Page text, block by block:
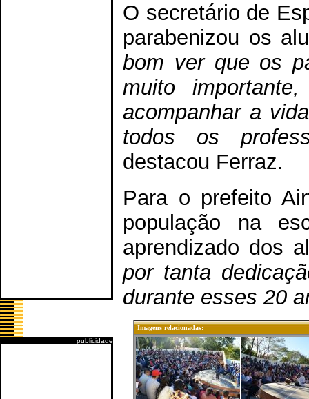
publicidade
O secretário de
parabenizou os
bom ver que os
muito
acompanhar a
todos os
destacou Ferraz.
Para o prefeito
população na
aprendizado dos
por tanta
durante esses 20
Imagens relacionadas: